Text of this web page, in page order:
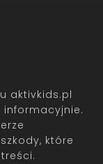
aktivkids.pl
informacyjnie.
które